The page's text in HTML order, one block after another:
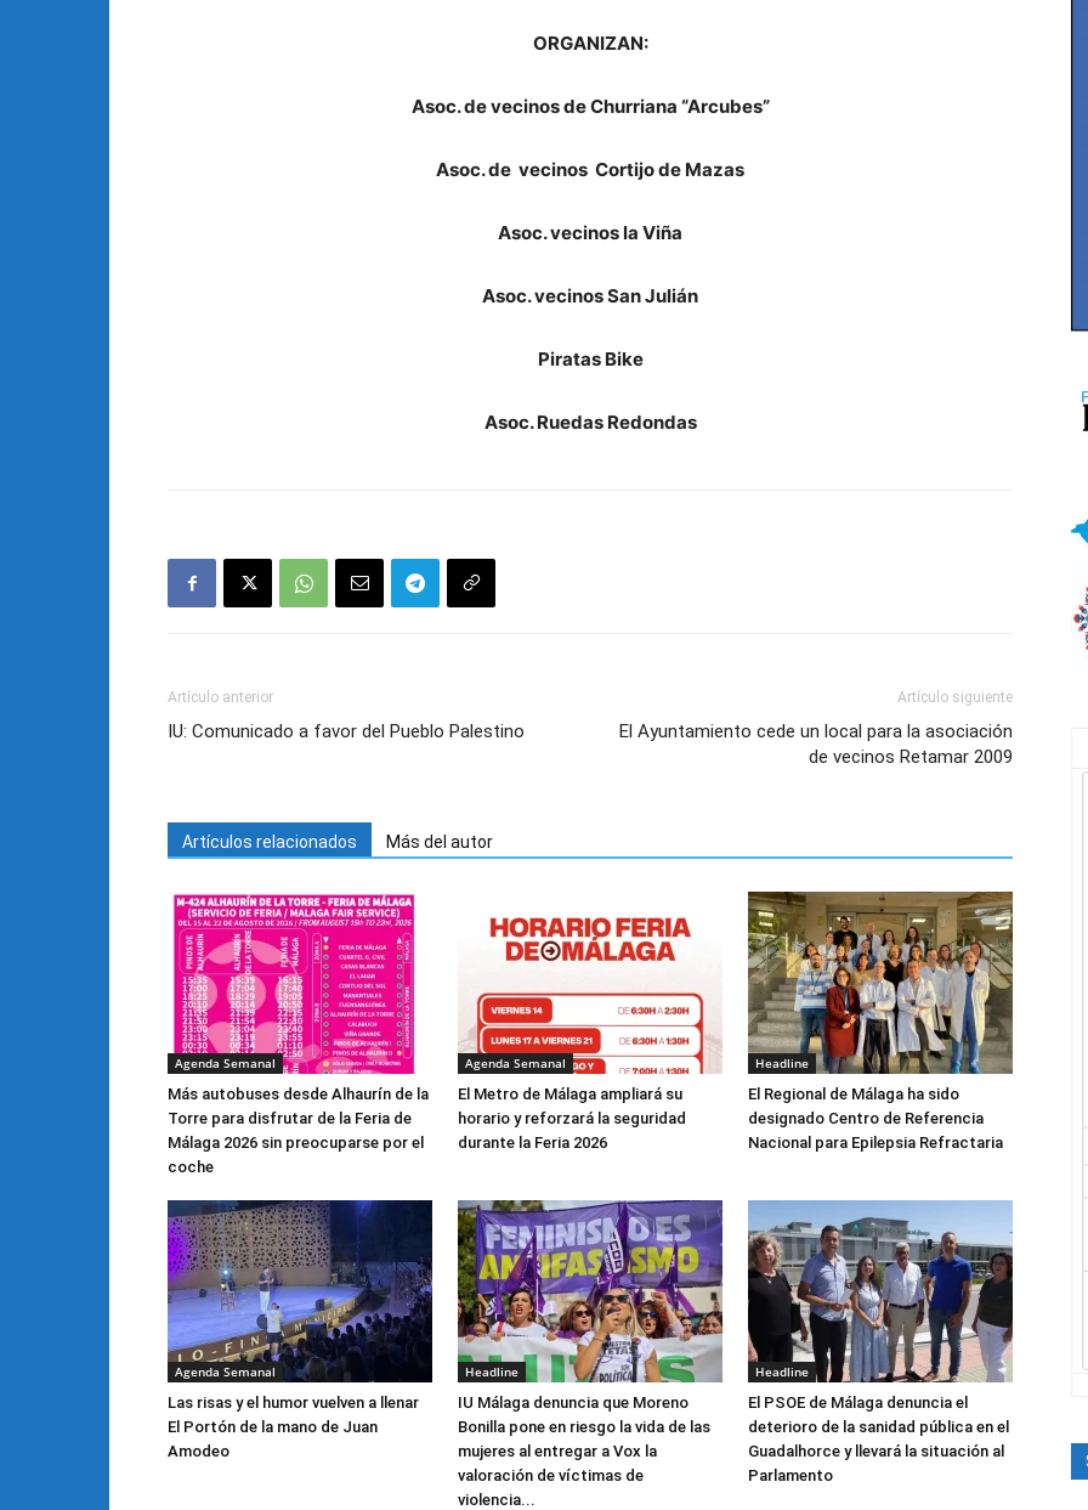
ORGANIZAN:
Asoc. de vecinos de Churriana “Arcubes”
Asoc. de vecinos Cortijo de Mazas
Asoc. vecinos la Viña
Asoc. vecinos San Julián
Piratas Bike
Asoc. Ruedas Redondas
Artículo anterior
IU: Comunicado a favor del Pueblo Palestino
Artículo siguiente
El Ayuntamiento cede un local para la asociación
de vecinos Retamar 2009
Artículos relacionados Más del autor
Agenda Semanal
Más autobuses desde Alhaurín de la
Torre para disfrutar de la Feria de
Málaga 2026 sin preocuparse por el
coche
Agenda Semanal
El Metro de Málaga ampliará su
horario y reforzará la seguridad
durante la Feria 2026
Headline
El Regional de Málaga ha sido
designado Centro de Referencia
Nacional para Epilepsia Refractaria
Agenda Semanal
Las risas y el humor vuelven a llenar
El Portón de la mano de Juan
Amodeo
Headline
IU Málaga denuncia que Moreno
Bonilla pone en riesgo la vida de las
mujeres al entregar a Vox la
valoración de víctimas de
violencia...
Headline
El PSOE de Málaga denuncia el
deterioro de la sanidad pública en el
Guadalhorce y llevará la situación al
Parlamento